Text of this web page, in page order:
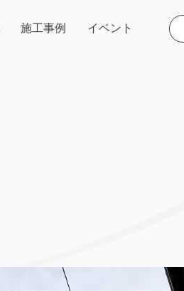
施工事例 イベント